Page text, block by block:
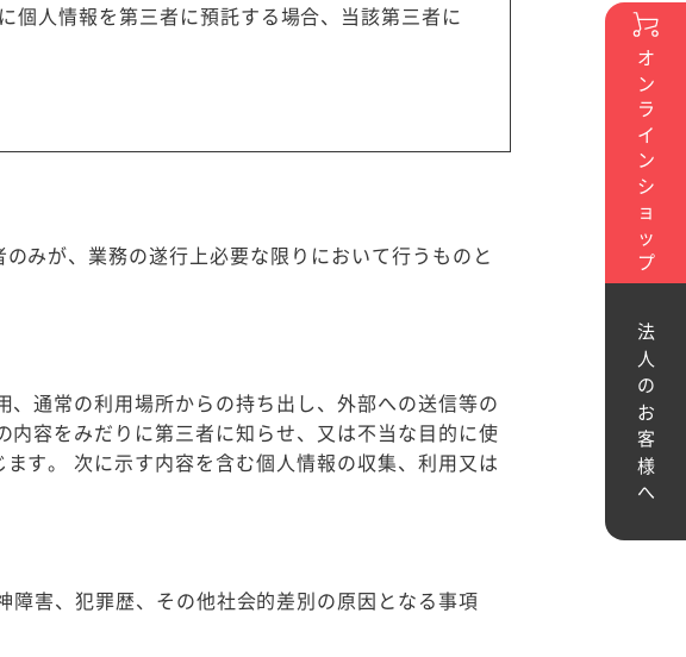
オンラインショップ
法人のお客様へ
個人情報を第三者に預託する場合、当該第三者に
みが、業務の遂行上必要な限りにおいて行うものと
通常の利用場所からの持ち出し、外部への送信等の
容をみだりに第三者に知らせ、又は不当な目的に使
す。 次に示す内容を含む個人情報の収集、利用又は
害、犯罪歴、その他社会的差別の原因となる事項